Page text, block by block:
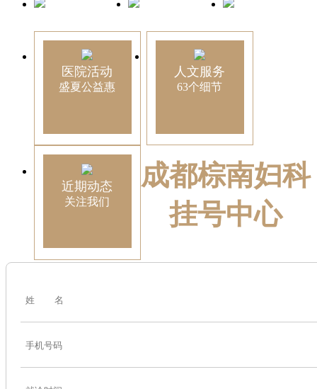
医院活动
盛夏公益惠
人文服务
63个细节
近期动态
关注我们
成都棕南妇科
挂号中心